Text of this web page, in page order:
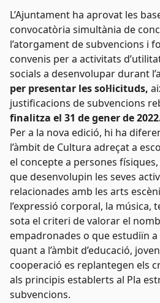
L’Ajuntament ha aprovat les
convocatòria simultània de
l’atorgament de subvencions i
convenis per a activitats
socials a desenvolupar durant
per presentar les sol·licituds,
justificacions de subvencions
finalitza el 31 de gener de
Per a la nova edició, hi ha
l’àmbit de Cultura adreçat a
el concepte a persones
que desenvolupin les seves
relacionades amb les arts
l’expressió corporal, la música,
sota el criteri de valorar el
empadronades o que estudiïn a
quant a l’àmbit d’educació,
cooperació es replantegen els
als principis establerts al Pla
subvencions.